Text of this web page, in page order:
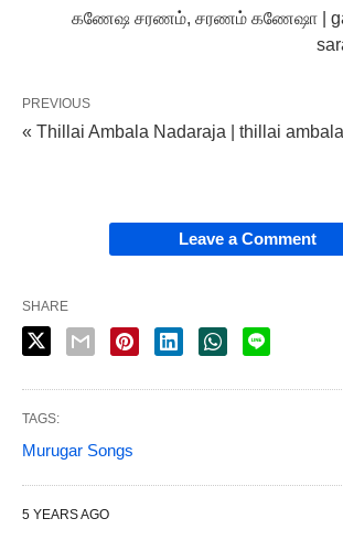
கணேஷ சரணம், சரணம் கணேஷா |
PREVIOUS
« Thillai Ambala Nadaraja | thillai
Leave a Comment
SHARE
TAGS:
Murugar Songs
5 YEARS AGO